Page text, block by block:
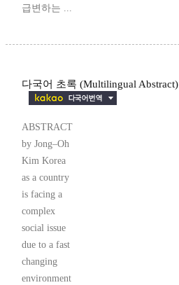
급변하는 ...
다국어 초록 (Multilingual Abstract)
ABSTRACT
by Jong–Oh
Kim Korea
as a country
is facing a
complex
social issue
due to a fast
changing
environment